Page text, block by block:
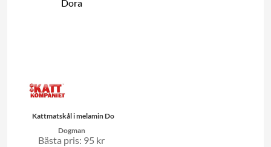
Kattmatskål i melamin Do
Dogman
Bästa pris: 95 kr